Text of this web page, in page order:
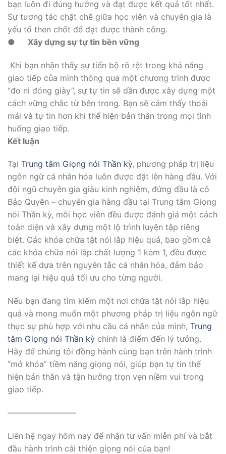
bạn luôn đi đúng hướng và đạt được kết quả tốt nhất.
Sự tương tác chặt chẽ giữa học viên và chuyên gia là
yếu tố then chốt để đạt được thành công.
● Xây dựng sự tự tin bền vững
Khi bạn nhận thấy sự tiến bộ rõ rệt trong khả năng
giao tiếp của mình thông qua một chương trình được
“đo ni đóng giày”, sự tự tin sẽ dần được xây dựng một
cách vững chắc từ bên trong. Bạn sẽ cảm thấy thoải
mái và tự tin hơn khi thể hiện bản thân trong mọi tình
huống giao tiếp.
Kết luận
Tại Trung tâm Giọng nói Thần kỳ, phương pháp trị liệu
ngôn ngữ cá nhân hóa luôn được đặt lên hàng đầu. Với
đội ngũ chuyên gia giàu kinh nghiệm, đứng đầu là cô
Bảo Quyên – chuyên gia hàng đầu tại Trung tâm Giọng
nói Thần kỳ, mỗi học viên đều được đánh giá một cách
toàn diện và xây dựng một lộ trình luyện tập riêng
biệt. Các khóa chữa tật nói lắp hiệu quả, bao gồm cả
các khóa chữa nói lắp chất lượng 1 kèm 1, đều được
thiết kế dựa trên nguyên tắc cá nhân hóa, đảm bảo
mang lại hiệu quả tối ưu cho từng người.
Nếu bạn đang tìm kiếm một nơi chữa tật nói lắp hiệu
quả và mong muốn một phương pháp trị liệu ngôn ngữ
thực sự phù hợp với nhu cầu cá nhân của mình, Trung
tâm Giọng nói Thần kỳ chính là điểm đến lý tưởng.
Hãy để chúng tôi đồng hành cùng bạn trên hành trình
“mở khóa” tiềm năng giọng nói, giúp bạn tự tin thể
hiện bản thân và tận hưởng trọn vẹn niềm vui trong
giao tiếp.
————————–
Liên hệ ngay hôm nay để nhận tư vấn miễn phí và bắt
đầu hành trình cải thiện giọng nói của bạn!